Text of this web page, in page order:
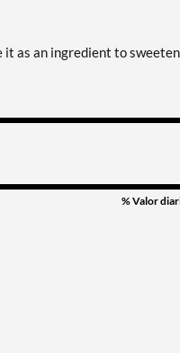
as an ingredient to
% Valor